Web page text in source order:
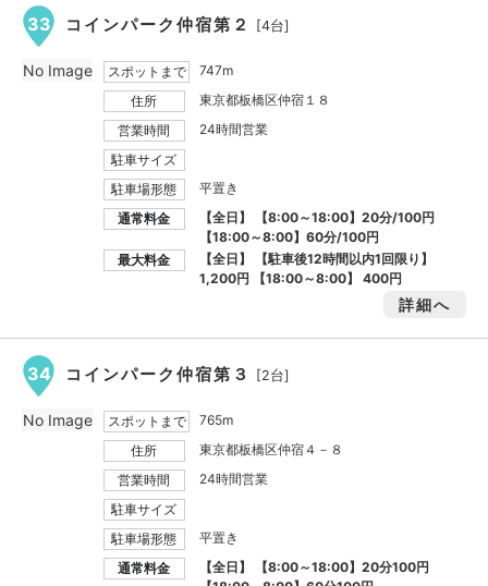
33 コインパーク仲宿第２ [4台]
スポットまで
747m
住所
東京都板橋区仲宿１８
営業時間
24時間営業
駐車サイズ
駐車場形態
平置き
通常料金
【全日】 【8:00～18:00】20分/100円
【18:00～8:00】60分/100円
最大料金
【全日】 【駐車後12時間以内1回限り】
1,200円
【18:00～8:00】400円
詳細へ
No Image
34 コインパーク仲宿第３ [2台]
スポットまで
765m
住所
東京都板橋区仲宿４－８
営業時間
24時間営業
駐車サイズ
駐車場形態
平置き
通常料金
【全日】 【8:00～18:00】20分100円
No Image